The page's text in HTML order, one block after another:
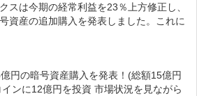
スは今期の経常利益を23％上方修正し、
資産の追加購入を発表しました。これに
円の暗号資産購入を発表！(総額15億円
ンに12億円を投資 市場状況を見ながら